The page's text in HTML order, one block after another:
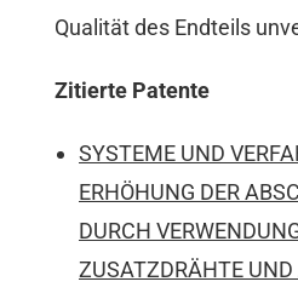
Qualität des Endteils
Zitierte Patente
SYSTEME UND
ERHÖHUNG DER
DURCH
ZUSATZDRÄHTE